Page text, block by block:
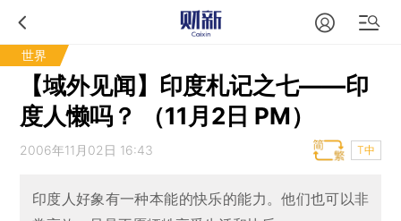
世界
【域外见闻】印度札记之七——印
度人懒吗？ （11月2日 PM）
2006年11月02日 16:43 T中
印度人好象有一种本能的快乐的能力。他们也可以非